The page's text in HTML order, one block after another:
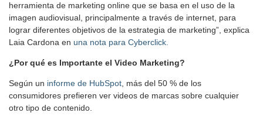
herramienta de marketing online que se basa en el uso de la
imagen audiovisual, principalmente a través de internet, para
lograr diferentes objetivos de la estrategia de marketing”, explica
Laia Cardona en una nota para Cyberclick.
¿Por qué es Importante el Video Marketing?
Según un informe de HubSpot, más del 50 % de los
consumidores prefieren ver videos de marcas sobre cualquier
otro tipo de contenido.